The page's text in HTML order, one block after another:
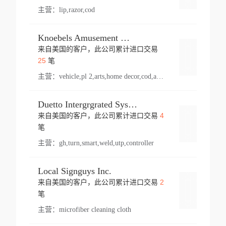
主营： lip,razor,cod
Knoebels Amusement Resort
来自美国的客户，此公司累计进口交易
25笔
主营： vehicle,pl 2,arts,home decor,cod,amusement ride,sea
Duetto Intergrgrated Systems Inc.
来自美国的客户，此公司累计进口交易 4
笔
主营： gh,turn,smart,weld,utp,controller
Local Signguys Inc.
来自美国的客户，此公司累计进口交易 2
笔
主营： microfiber cleaning cloth